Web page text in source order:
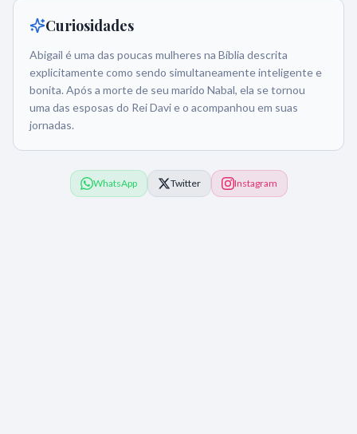
Curiosidades
Abigail é uma das poucas mulheres na Bíblia descrita
explicitamente como sendo simultaneamente inteligente e
bonita. Após a morte de seu marido Nabal, ela se tornou
uma das esposas do Rei Davi e o acompanhou em suas
jornadas.
WhatsApp Twitter Instagram